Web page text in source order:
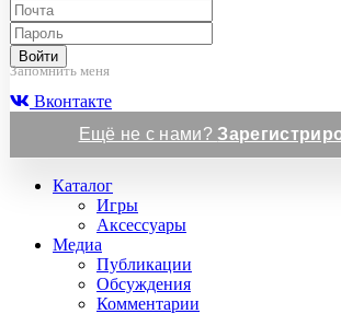
Войти
Запомнить меня
Вконтакте
Ещё не с нами?
Каталог
Игры
Аксессуары
Медиа
Публикации
Обсуждения
Комментарии